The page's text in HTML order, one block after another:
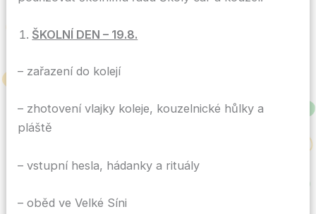
ŠKOLNÍ DEN – 19.8.
– zařazení do kolejí
– zhotovení vlajky koleje, kouzelnické hůlky a
pláště
– vstupní hesla, hádanky a rituály
– oběd ve Velké Síni